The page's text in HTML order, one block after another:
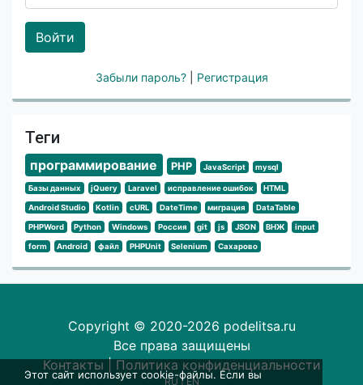
Войти
Забыли пароль? Регистрация
Теги
программирование PHP JavaScript mysql
Базы данных jQuery Laravel исправление ошибок HTML
Android Studio Kotlin cURL DateTime миграция DataTable
PHPWord Python Windows Россия git js JSON ВНЖ input
form Android файл PHPUnit Selenium Сахарово
Copyright © 2020-2026 podelitsa.ru
Все права защищены
Контакты
Политика конфиденциальности
RU |EN
Этот сайт использует cookie-файлы. Если вы